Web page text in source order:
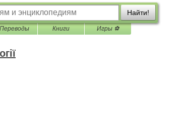
Найти!
Переводы Книги Игры ⚽